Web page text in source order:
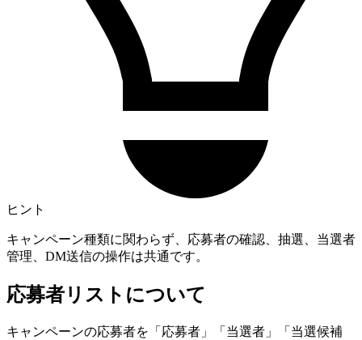
ヒント
キャンペーン種類に関わらず、応募者の確認、抽選、当選者
管理、DM送信の操作は共通です。
応募者リストについて
キャンペーンの応募者を「応募者」「当選者」「当選候補